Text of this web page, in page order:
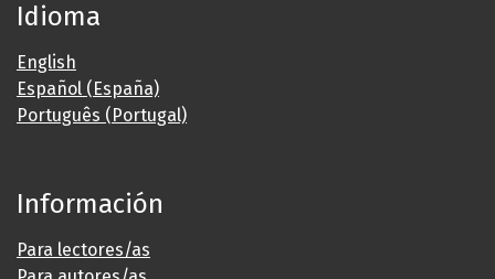
Idioma
English
Español (España)
Português (Portugal)
Información
Para lectores/as